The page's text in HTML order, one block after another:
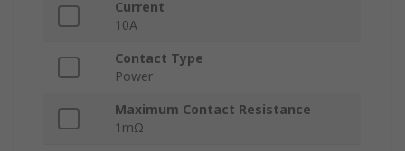
Current
10A
Contact Type
Power
Maximum Contact Resistance
1mΩ